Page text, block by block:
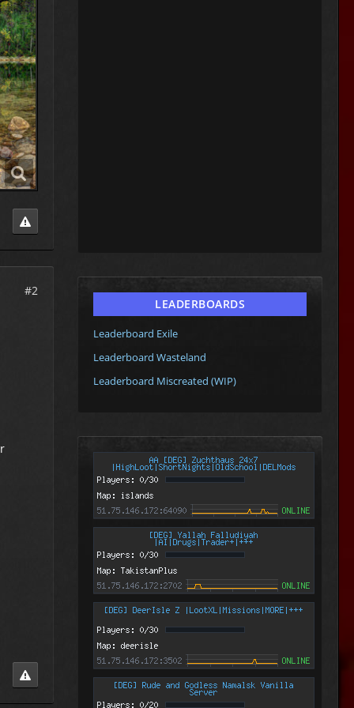
#2
LEADERBOARDS
Leaderboard Exile
Leaderboard Wasteland
Leaderboard Miscreated (WIP)